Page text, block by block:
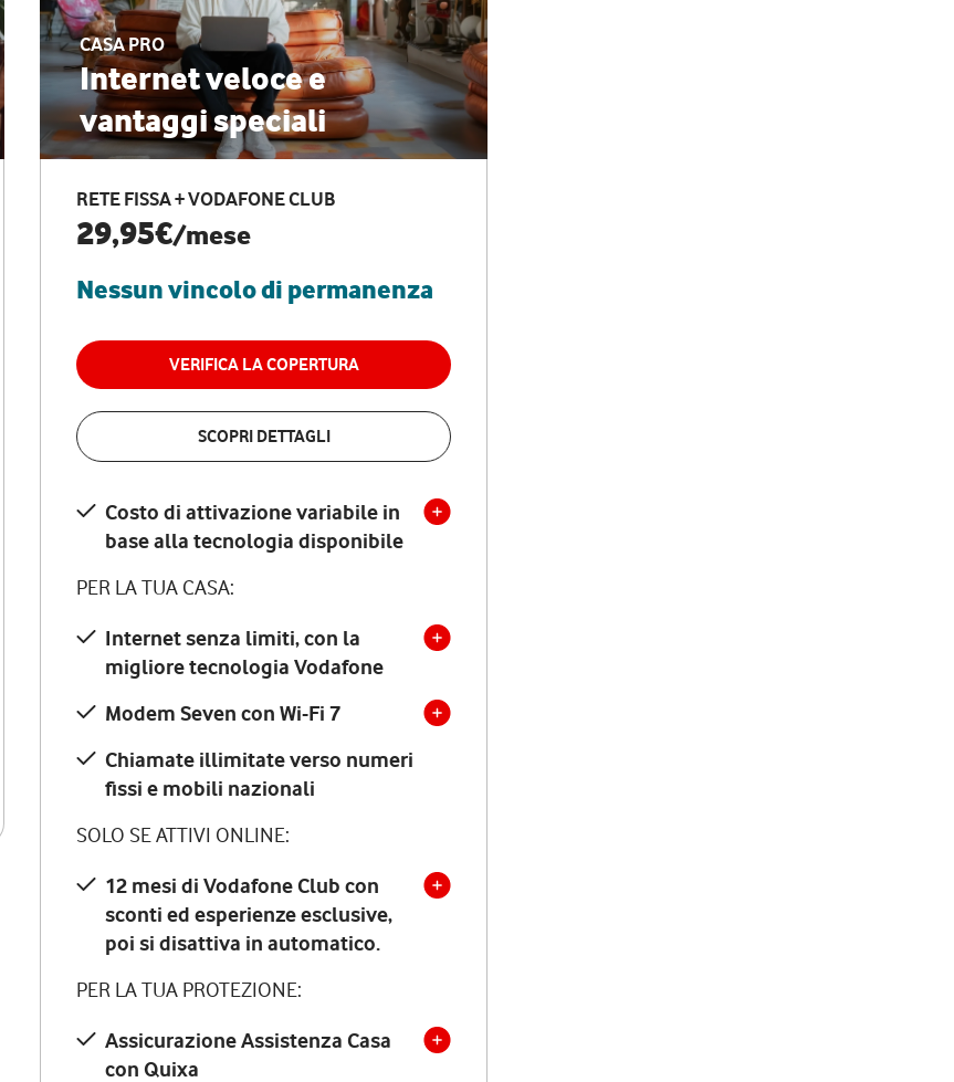
CASA PRO
Internet veloce e
vantaggi speciali
RETE FISSA + VODAFONE CLUB
29,95€/mese
Nessun vincolo di permanenza
VERIFICA LA COPERTURA
SCOPRI DETTAGLI
Costo di attivazione variabile in
base alla tecnologia disponibile
PER LA TUA CASA:
Internet senza limiti, con la
migliore tecnologia Vodafone
Modem Seven con Wi-Fi 7
Chiamate illimitate verso numeri
fissi e mobili nazionali
SOLO SE ATTIVI ONLINE:
12 mesi di Vodafone Club con
sconti ed esperienze esclusive,
poi si disattiva in automatico.
PER LA TUA PROTEZIONE:
Assicurazione Assistenza Casa
con Quixa